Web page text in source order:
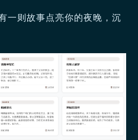
一则故事点亮你的夜晚，沉